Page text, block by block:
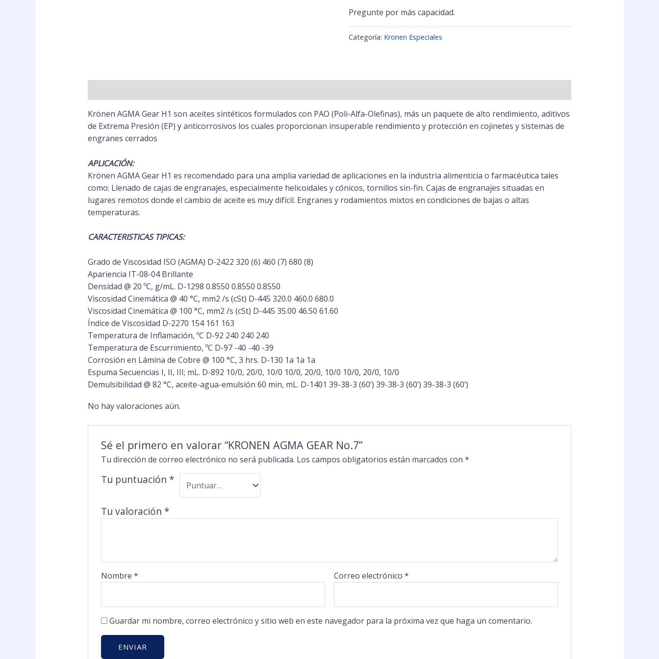
Pregunte por más capacidad.
Categoría: Kronen Especiales
Krönen AGMA Gear H1 son aceites sintéticos formulados con PAO (Poli-Alfa-Olefinas), más un paquete de alto rendimiento, aditivos
de Extrema Presión (EP) y anticorrosivos los cuales proporcionan insuperable rendimiento y protección en cojinetes y sistemas de
engranes cerrados
APLICACIÓN:
Krönen AGMA Gear H1 es recomendado para una amplia variedad de aplicaciones en la industria alimenticia o farmacéutica tales
como: Llenado de cajas de engranajes, especialmente helicoidales y cónicos, tornillos sin-fin. Cajas de engranajes situadas en
lugares remotos donde el cambio de aceite es muy difícil. Engranes y rodamientos mixtos en condiciones de bajas o altas
temperaturas.
CARACTERISTICAS TIPICAS:
Grado de Viscosidad ISO (AGMA) D-2422 320 (6) 460 (7) 680 (8)
Apariencia IT-08-04 Brillante
Densidad @ 20 ºC, g/mL. D-1298 0.8550 0.8550 0.8550
Viscosidad Cinemática @ 40 °C, mm2 /s (cSt) D-445 320.0 460.0 680.0
Viscosidad Cinemática @ 100 °C, mm2 /s (cSt) D-445 35.00 46.50 61.60
Índice de Viscosidad D-2270 154 161 163
Temperatura de Inflamación, ºC D-92 240 240 240
Temperatura de Escurrimiento, ºC D-97 -40 -40 -39
Corrosión en Lámina de Cobre @ 100 °C, 3 hrs. D-130 1a 1a 1a
Espuma Secuencias I, II, III; mL. D-892 10/0, 20/0, 10/0 10/0, 20/0, 10/0 10/0, 20/0, 10/0
Demulsibilidad @ 82 °C, aceite-agua-emulsión 60 min, mL. D-1401 39-38-3 (60’) 39-38-3 (60’) 39-38-3 (60’)
No hay valoraciones aún.
Sé el primero en valorar “KRONEN AGMA GEAR No.7”
Tu dirección de correo electrónico no será publicada. Los campos obligatorios están marcados con*
Tu puntuación *
Tu valoración *
Nombre* Correo electrónico*
Guardar mi nombre, correo electrónico y sitio web en este navegador para la próxima vez que haga un comentario.